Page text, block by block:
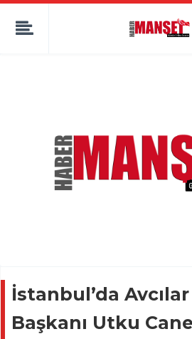
İstanbul’da
Başkanı Utku